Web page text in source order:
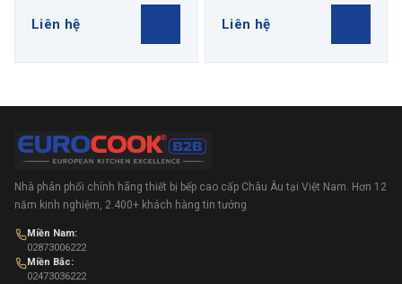
Liên hệ Liên hệ
Nhà phân phối chính hãng thiết bị bếp cao cấp Châu Âu tại Việt Nam. Hơn 12
năm kinh nghiệm, 2.400+ khách hàng tin tưởng.
Miền Nam:
02873006222
Miền Bắc:
02473036222